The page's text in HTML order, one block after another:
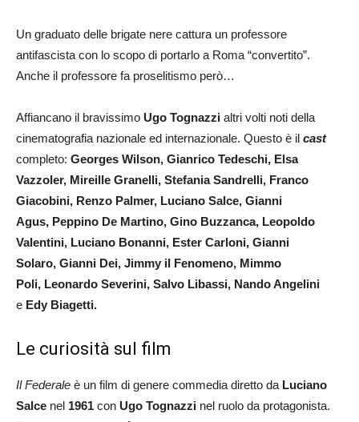
Un graduato delle brigate nere cattura un professore
antifascista con lo scopo di portarlo a Roma “convertito”.
Anche il professore fa proselitismo però…
Affiancano il bravissimo Ugo Tognazzi altri volti noti della
cinematografia nazionale ed internazionale. Questo è il cast
completo: Georges Wilson, Gianrico Tedeschi, Elsa
Vazzoler, Mireille Granelli, Stefania Sandrelli, Franco
Giacobini, Renzo Palmer, Luciano Salce, Gianni
Agus, Peppino De Martino, Gino Buzzanca, Leopoldo
Valentini, Luciano Bonanni, Ester Carloni, Gianni
Solaro, Gianni Dei, Jimmy il Fenomeno, Mimmo
Poli, Leonardo Severini, Salvo Libassi, Nando Angelini
e Edy Biagetti.
Le curiosità sul film
Il Federale è un film di genere commedia diretto da Luciano
Salce nel 1961 con Ugo Tognazzi nel ruolo da protagonista.